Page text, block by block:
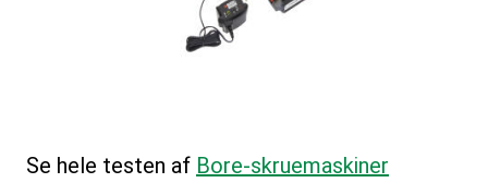
Se hele testen af Bore-skruemaskiner